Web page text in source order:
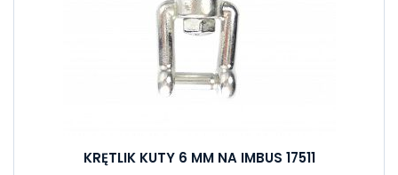
KRĘTLIK KUTY 6 MM NA IMBUS 17511